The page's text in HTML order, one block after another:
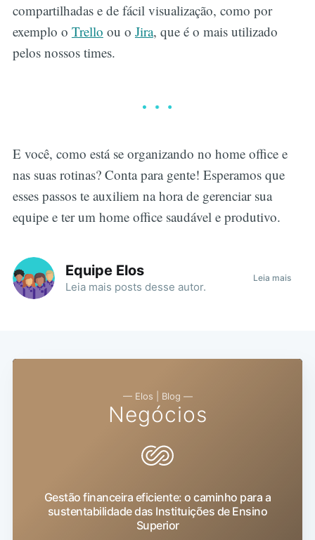
compartilhadas e de fácil visualização, como por
exemplo o Trello ou o Jira, que é o mais utilizado
pelos nossos times.
E você, como está se organizando no home office e
nas suas rotinas? Conta para gente! Esperamos que
esses passos te auxiliem na hora de gerenciar sua
equipe e ter um home office saudável e produtivo.
Equipe Elos
Leia mais posts desse autor.
Leia mais
— Elos | Blog —
Negócios
Gestão financeira eficiente: o caminho para a
sustentabilidade das Instituições de Ensino
Superior